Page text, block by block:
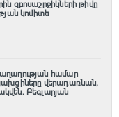
զբոսաշրջիկների թիվը
կոմիտե
համար
վերադառնան,
Բեգլարյան